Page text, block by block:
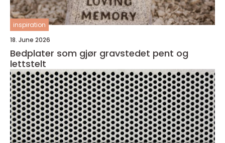
inspiration
18. June 2026
Bedplater som gjør gravstedet pent og
lettstelt